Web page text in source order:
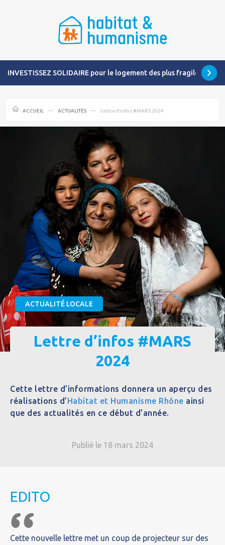
INVESTISSEZ SOLIDAIRE pour le logement des plus fragiles
ACCUEIL ACTUALITÉS Lettre d’infos #MARS 2024
ACTUALITÉ LOCALE
Lettre d’infos #MARS
2024
Cette lettre d’informations donnera un aperçu des
réalisations d’Habitat et Humanisme Rhône ainsi
que des actualités en ce début d’année.
Publié le 18 mars 2024
EDITO
Cette nouvelle lettre met un coup de projecteur sur des